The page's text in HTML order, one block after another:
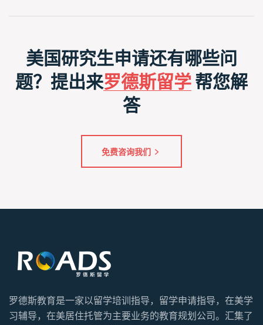
美国研究生申请还有哪些问
题？提出来罗德斯留学帮您解
答
免费咨询我们
罗德斯教育是一家以留学培训指导，留学申请指导，在美学
习辅导，在美居住托管为主要业务的教育规划公司。汇集了